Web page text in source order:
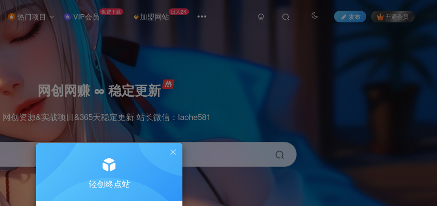
热门项目 VIP会员 免费下载 加盟网站 日入2K
发布 开通会员
网创网赚 ∞ 稳定更新
网创资源&实战项目&365天稳定更新 站长微信：laohe581
剪辑 引流 带货
轻创终点站